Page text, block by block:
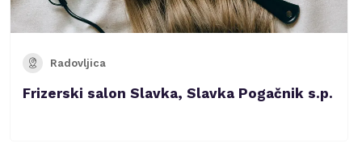
Radovljica
Frizerski salon Slavka, Slavka Pogačnik s.p.